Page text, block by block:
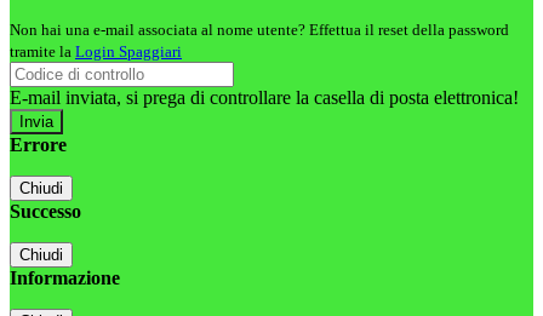
Non hai una e-mail associata al nome utente? Effettua il reset della password
tramite la Login Spaggiari
E-mail inviata, si prega di controllare la casella di posta elettronica!
Errore
Chiudi
Successo
Chiudi
Informazione